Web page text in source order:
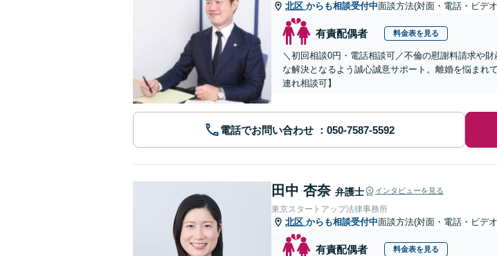
北区 からも相談受付中面談方法(対面・電話・ビデ
有責配偶者 料金表を見る
＼初回相談0円・電話相談可／不倫の慰謝料請求や
な解決となるよう誠心誠意サポート。離婚を悩まれ
連れ相談可】
電話でお問い合わせ
田中 杏奈 弁護士 インタビューを見る
東京スタートアップ法律事務所
北区 からも相談受付中面談方法(対面・電話・ビデ
有責配偶者 料金表を見る